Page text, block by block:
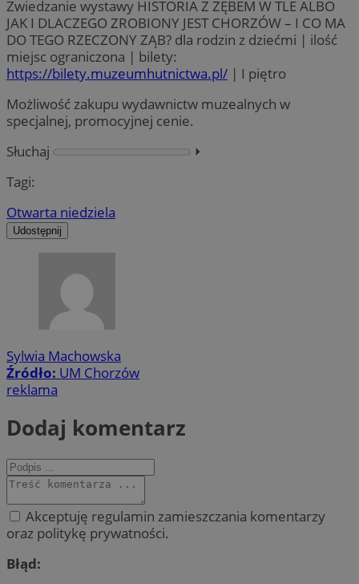
Zwiedzanie wystawy HISTORIA Z ZĘBEM W TLE ALBO
JAK I DLACZEGO ZROBIONY JEST CHORZÓW – I CO MA
DO TEGO RZECZONY ZĄB? dla rodzin z dziećmi | ilość
miejsc ograniczona | bilety:
https://bilety.muzeumhutnictwa.pl/ | I piętro
Możliwość zakupu wydawnictw muzealnych w
specjalnej, promocyjnej cenie.
Słuchaj
⏵︎
Tagi:
Otwarta niedziela
Udostępnij
Sylwia Machowska
Źródło: UM Chorzów
reklama
Dodaj komentarz
Akceptuję regulamin zamieszczania komentarzy
oraz politykę prywatności.
Błąd: